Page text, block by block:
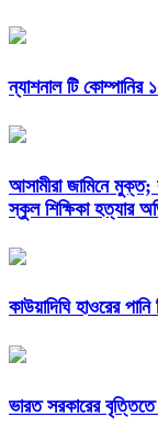
ন্যাশনাল টি কোম্পানির
আসামীরা জামিনে
স্কুল শিক্ষিকা হত্যার
কাউয়াদিঘি হাওরের
ভারত সরকারের বৃত্তিতে